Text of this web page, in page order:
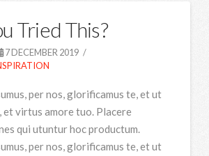
Tried This?
7 DECEMBER 2019
per nos, glorificamus te, et ut
et virtus amore tuo. Placere
qui utuntur hoc productum.
per nos, glorificamus te, et ut